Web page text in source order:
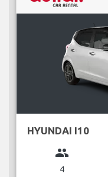
HYUNDAI I10
group
4